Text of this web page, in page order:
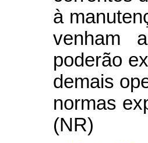
à
venham
poderão
demais
normas
(NR)